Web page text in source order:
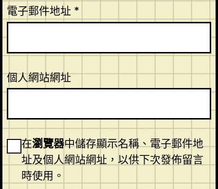
電子郵件地址 *
個人網站網址
在瀏覽器中儲存顯示名稱、電子郵件地
址及個人網站網址，以供下次發佈留言
時使用。